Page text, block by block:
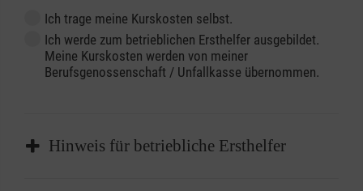
Ich trage meine Kurskosten selbst.
Ich werde zum betrieblichen Ersthelfer ausgebildet.
Meine Kurskosten werden von meiner
Berufsgenossenschaft / Unfallkasse übernommen.
Hinweis für betriebliche Ersthelfer